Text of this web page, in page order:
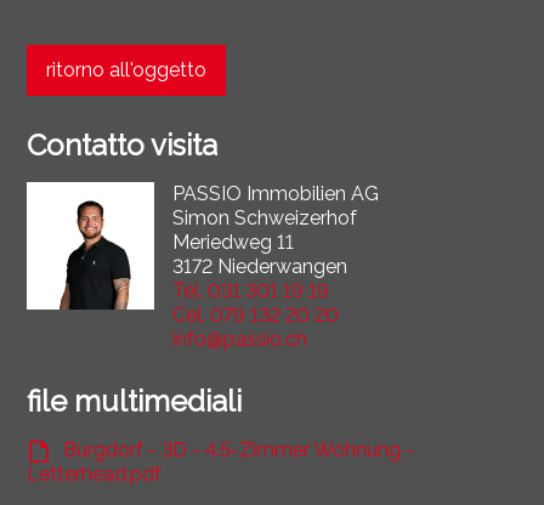
ritorno all'oggetto
Contatto visita
PASSIO Immobilien AG
Simon Schweizerhof
Meriedweg 11
3172 Niederwangen
Tel. 031 301 19 19
Cel. 079 132 20 20
info@passio.ch
file multimediali
Burgdorf - 3D - 4.5-Zimmer Wohnung -
Letterhead.pdf